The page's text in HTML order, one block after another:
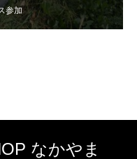
参加
なかやま